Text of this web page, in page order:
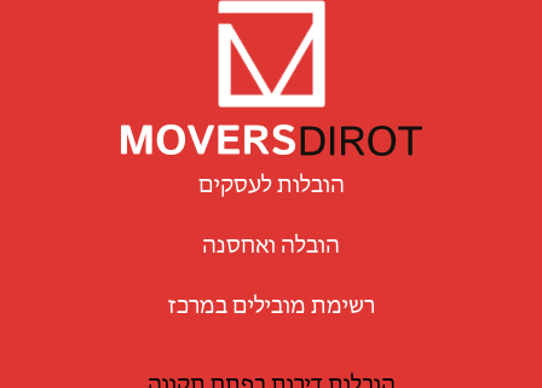
הובלות לעסקים
הובלה ואחסנה
רשימת מובילים במרכז